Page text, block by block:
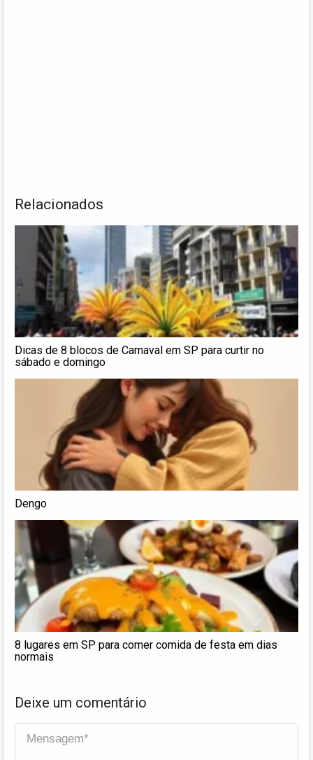
Relacionados
Dicas de 8 blocos de Carnaval em SP para curtir no
sábado e domingo
Dengo
8 lugares em SP para comer comida de festa em dias
normais
Deixe um comentário